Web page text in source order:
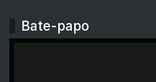
Bate-papo